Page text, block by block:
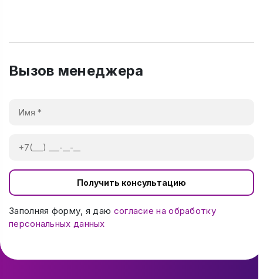
Вызов менеджера
Получить консультацию
Заполняя форму, я даю согласие на обработку
персональных данных